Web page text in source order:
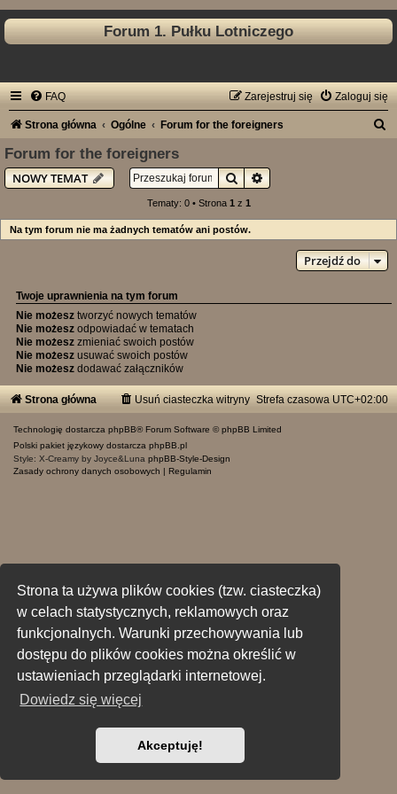
Strona ta używa plików cookies (tzw. ciasteczka)
w celach statystycznych, reklamowych oraz
funkcjonalnych. Warunki przechowywania lub
dostępu do plików cookies można określić w
ustawieniach przeglądarki internetowej.
Dowiedz się więcej
Akceptuję!
Forum 1. Pułku Lotniczego
FAQ Zaloguj się
Zarejestruj się
Strona główna Ogólne Forum for the foreigners
a
j
Forum for the foreigners
NOWY TEMAT
SzukajWyszukiwanie
Tematy: 0 • Strona 1 z 1
Na tym forum nie ma żadnych tematów ani postów.
Przejdź do
Twoje uprawnienia na tym forum
Nie możesz tworzyć nowych tematów
Nie możesz odpowiadać w tematach
Nie możesz zmieniać swoich postów
Nie możesz usuwać swoich postów
Nie możesz dodawać załączników
Strona główna Strefa czasowa UTC+02:00
Usuń ciasteczka witryny
Technologię dostarcza phpBB® Forum Software © phpBB Limited
Polski pakiet językowy dostarcza phpBB.pl
Style: X-Creamy by Joyce&Luna phpBB-Style-Design
Zasady ochrony danych osobowych | Regulamin